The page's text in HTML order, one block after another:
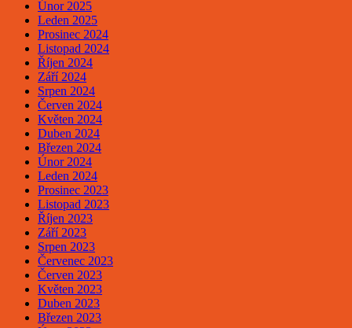
Únor 2025
Leden 2025
Prosinec 2024
Listopad 2024
Říjen 2024
Září 2024
Srpen 2024
Červen 2024
Květen 2024
Duben 2024
Březen 2024
Únor 2024
Leden 2024
Prosinec 2023
Listopad 2023
Říjen 2023
Září 2023
Srpen 2023
Červenec 2023
Červen 2023
Květen 2023
Duben 2023
Březen 2023